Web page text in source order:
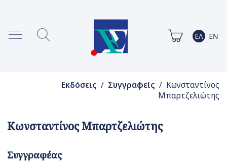
Εκδόσεις / Συγγραφείς / Κωνσταντίνος
Μπαρτζελιώτης
Κωνσταντίνος Μπαρτζελιώτης
Συγγραφέας